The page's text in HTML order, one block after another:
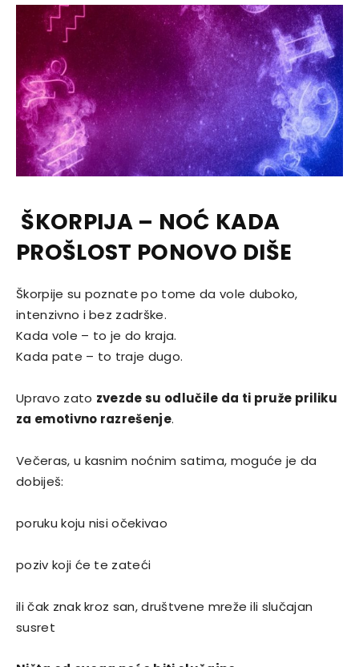
ŠKORPIJA – NOĆ KADA
PROŠLOST PONOVO DIŠE
Škorpije su poznate po tome da vole duboko,
intenzivno i bez zadrške.
Kada vole – to je do kraja.
Kada pate – to traje dugo.
Upravo zato zvezde su odlučile da ti pruže priliku
za emotivno razrešenje.
Večeras, u kasnim noćnim satima, moguće je da
dobiješ:
poruku koju nisi očekivao
poziv koji će te zateći
ili čak znak kroz san, društvene mreže ili slučajan
susret